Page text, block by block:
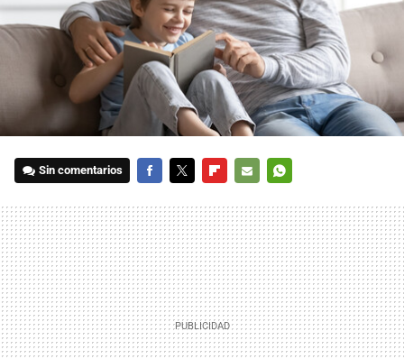
Sin comentarios
MAIL